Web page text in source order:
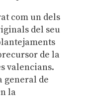
com un dels
del seu
de la
valencians.
general de
la